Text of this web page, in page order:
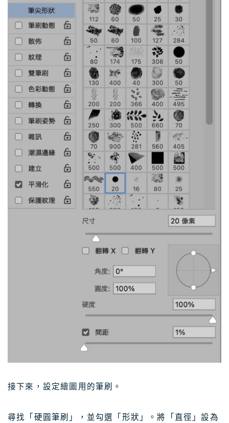
接下來，設定繪圖用的筆刷。
尋找「硬圓筆刷」，並勾選「形狀」。將「直徑」設為